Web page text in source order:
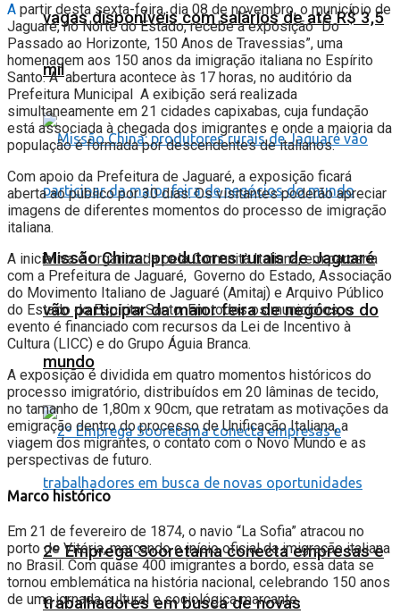
vagas disponíveis com salários de até R$ 3,5
mil
Missão China: produtores rurais de Jaguaré
vão participar da maior feira de negócios do
mundo
2º Emprega Sooretama conecta empresas e
trabalhadores em busca de novas
A partir desta sexta-feira, dia 08 de novembro, o município de
Jaguaré, no Norte do Estado, recebe a exposição “Do
Passado ao Horizonte, 150 Anos de Travessias”, uma
homenagem aos 150 anos da imigração italiana no Espírito
Santo. A abertura acontece às 17 horas, no auditório da
Prefeitura Municipal A exibição será realizada
simultaneamente em 21 cidades capixabas, cuja fundação
está associada à chegada dos imigrantes e onde a maioria da
população é formada por descendentes de italianos.
Com apoio da Prefeitura de Jaguaré, a exposição ficará
aberta ao público por 30 dias. Os visitantes poderão apreciar
imagens de diferentes momentos do processo de imigração
italiana.
A iniciativa é organizada pela Comunità Italiana, em parceria
com a Prefeitura de Jaguaré, Governo do Estado, Associação
do Movimento Italiano de Jaguaré (Amitaj) e Arquivo Público
do Estado do Espírito Santo. Em todos os municípios, o
evento é financiado com recursos da Lei de Incentivo à
Cultura (LICC) e do Grupo Águia Branca.
A exposição é dividida em quatro momentos históricos do
processo imigratório, distribuídos em 20 lâminas de tecido,
no tamanho de 1,80m x 90cm, que retratam as motivações da
emigração dentro do processo de Unificação Italiana, a
viagem dos migrantes, o contato com o Novo Mundo e as
perspectivas de futuro.
Marco histórico
Em 21 de fevereiro de 1874, o navio “La Sofia” atracou no
porto de Vitória, marcando o início oficial da imigração italiana
no Brasil. Com quase 400 imigrantes a bordo, essa data se
tornou emblemática na história nacional, celebrando 150 anos
de uma jornada cultural e sociológica marcante.